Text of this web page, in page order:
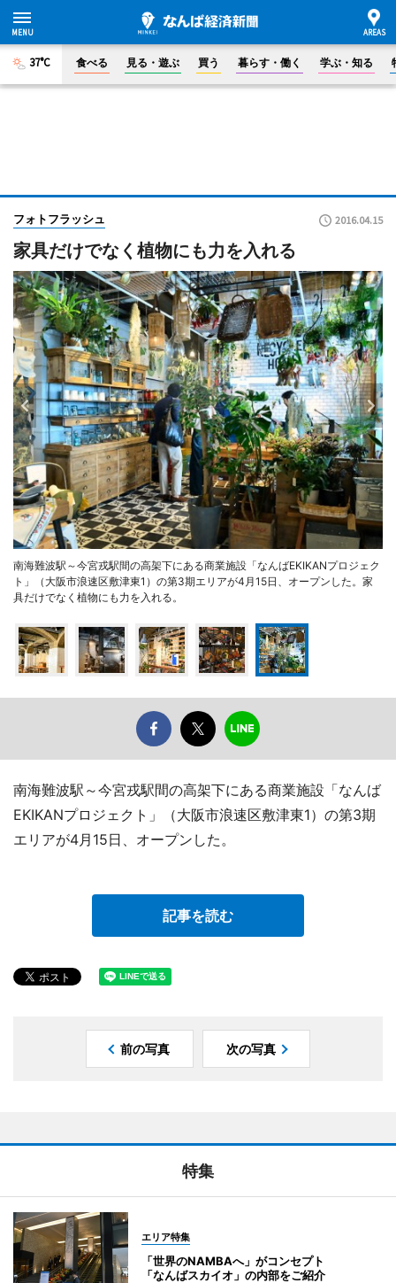
37°C 食べる 見る・遊ぶ 買う 暮らす・働く 学ぶ・知る
フォトフラッシュ 2016.04.15
家具だけでなく植物にも力を入れる
南海難波駅～今宮戎駅間の高架下にある商業施設「なんばEKIKANプロジェク
ト」（大阪市浪速区敷津東1）の第3期エリアが4月15日、オープンした。家
具だけでなく植物にも力を入れる。
南海難波駅～今宮戎駅間の高架下にある商業施設「なんば
EKIKANプロジェクト」（大阪市浪速区敷津東1）の第3期
エリアが4月15日、オープンした。
記事を読む
前の写真 次の写真
特集
エリア特集
「世界のNAMBAへ」がコンセプト
「なんばスカイオ」の内部をご紹介